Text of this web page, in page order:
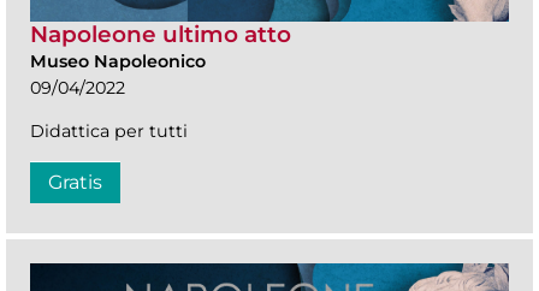
Napoleone ultimo atto
Museo Napoleonico
09/04/2022
Didattica per tutti
Gratis